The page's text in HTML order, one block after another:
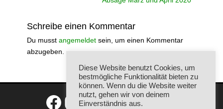
Schreibe einen Kommentar
Du musst angemeldet sein, um einen Kommentar
abzugeben.
Facebook
Instagram
Diese Website benutzt Cookies, um
bestmögliche Funktionalität bieten zu
können. Wenn du die Website weiter
nutzt, gehen wir von deinem
Einverständnis aus.